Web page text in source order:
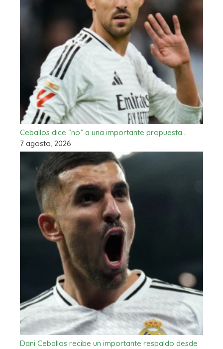
Ceballos dice “no” a una importante propuesta…
7 agosto, 2026
Dani Ceballos recibe un importante respaldo desde